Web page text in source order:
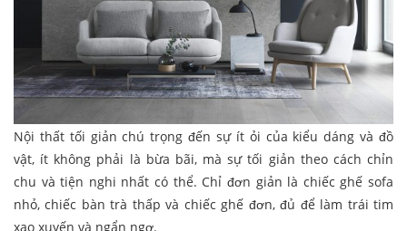
Nội thất tối giản chú trọng đến sự ít ỏi của kiểu dáng và đồ
vật, ít không phải là bừa bãi, mà sự tối giản theo cách chỉn
chu và tiện nghi nhất có thể. Chỉ đơn giản là chiếc ghế sofa
nhỏ, chiếc bàn trà thấp và chiếc ghế đơn, đủ để làm trái tim
xao xuyến và ngẩn ngơ.